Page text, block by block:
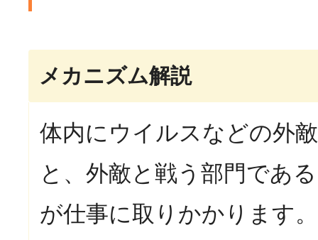
メカニズム解説
体内にウイルスなどの外
と、外敵と戦う部門であ
が仕事に取りかかります